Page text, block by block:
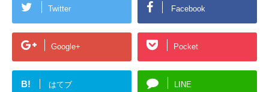
Twitter Facebook
Google+ Pocket
B! はてブ LINE